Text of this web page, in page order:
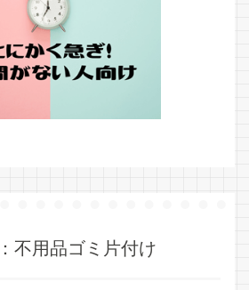
不用品ゴミ片付け